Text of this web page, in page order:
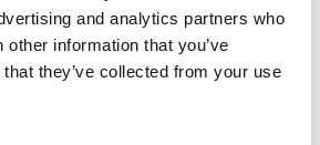
and analytics partners who
information that you’ve
they’ve collected from your use